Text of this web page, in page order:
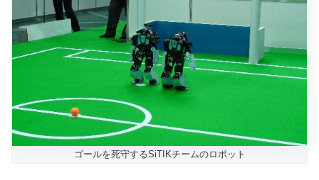
ゴールを死守するSiTIKチームのロボット